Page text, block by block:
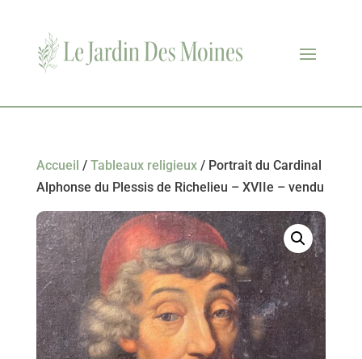
Accueil / Tableaux religieux/ Portrait du Cardinal
Alphonse du Plessis de Richelieu – XVIIe – vendu